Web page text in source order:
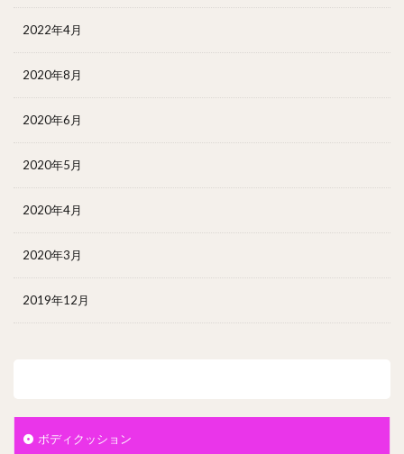
2022年4月
2020年8月
2020年6月
2020年5月
2020年4月
2020年3月
2019年12月
ボディクッション